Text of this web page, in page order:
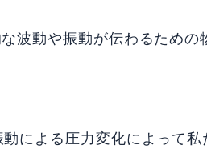
波動や振動が伝わるための
による圧力変化によって私